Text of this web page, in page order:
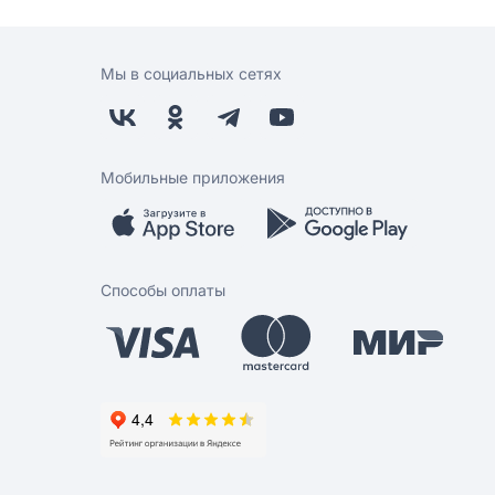
Мы в социальных сетях
Мобильные приложения
Способы оплаты